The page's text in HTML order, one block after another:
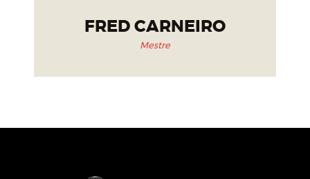
FRED CARNEIRO
Mestre